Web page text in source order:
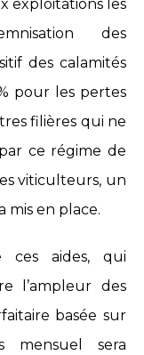
exploitations les
des
des calamités
pour les pertes
filières qui ne
ce régime de
viticulteurs, un
mis en place.
ces aides, qui
l’ampleur des
basée sur
mensuel sera